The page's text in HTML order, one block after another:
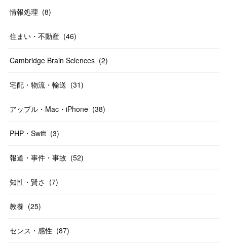
情報処理 (8)
住まい・不動産 (46)
Cambridge Brain Sciences (2)
宅配・物流・輸送 (31)
アップル・Mac・iPhone (38)
PHP・Swift (3)
報道・事件・事故 (52)
知性・賢さ (7)
教養 (25)
センス・感性 (87)